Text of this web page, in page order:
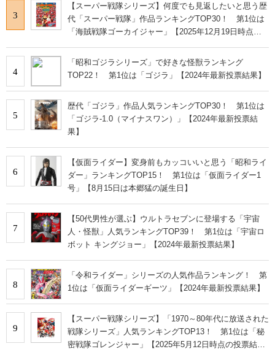
3
【スーパー戦隊シリーズ】何度でも見返したいと思う歴
代「スーパー戦隊」作品ランキングTOP30！ 第1位は
「海賊戦隊ゴーカイジャー」【2025年12月19日時点の
4
「昭和ゴジラシリーズ」で好きな怪獣ランキング
TOP22！ 第1位は「ゴジラ」【2024年最新投票結果】
5
歴代「ゴジラ」作品人気ランキングTOP30！ 第1位は
「ゴジラ-1.0（マイナスワン）」【2024年最新投票結
果】
6
【仮面ライダー】変身前もカッコいいと思う「昭和ライ
ダー」ランキングTOP15！ 第1位は「仮面ライダー1
号」【8月15日は本郷猛の誕生日】
7
【50代男性が選ぶ】ウルトラセブンに登場する「宇宙
人・怪獣」人気ランキングTOP39！ 第1位は「宇宙ロ
ボット キングジョー」【2024年最新投票結果】
8
「令和ライダー」シリーズの人気作品ランキング！ 第
1位は「仮面ライダーギーツ」【2024年最新投票結果】
9
【スーパー戦隊シリーズ】「1970～80年代に放送された
戦隊シリーズ」人気ランキングTOP13！ 第1位は「秘
密戦隊ゴレンジャー」【2025年5月12日時点の投票結